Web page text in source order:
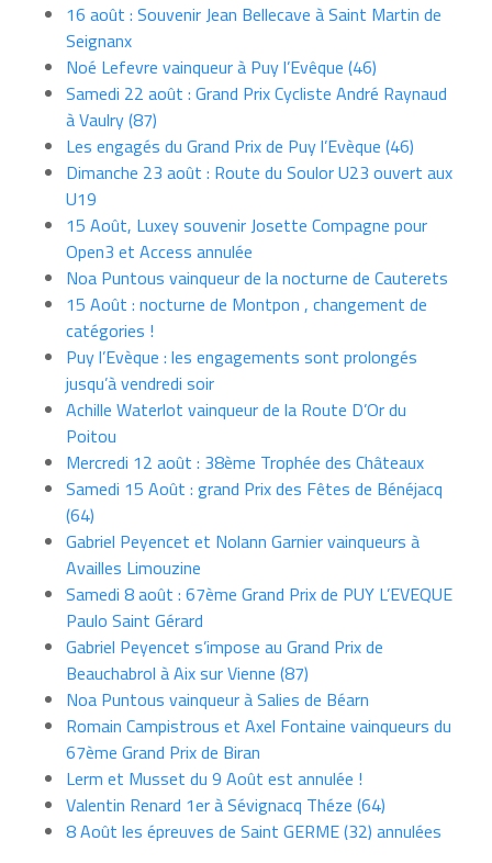
16 août : Souvenir Jean Bellecave à Saint Martin de
Seignanx
Noé Lefevre vainqueur à Puy l’Evêque (46)
Samedi 22 août : Grand Prix Cycliste André Raynaud
à Vaulry (87)
Les engagés du Grand Prix de Puy l’Evèque (46)
Dimanche 23 août : Route du Soulor U23 ouvert aux
U19
15 Août, Luxey souvenir Josette Compagne pour
Open3 et Access annulée
Noa Puntous vainqueur de la nocturne de Cauterets
15 Août : nocturne de Montpon , changement de
catégories !
Puy l’Evèque : les engagements sont prolongés
jusqu’à vendredi soir
Achille Waterlot vainqueur de la Route D’Or du
Poitou
Mercredi 12 août : 38ème Trophée des Châteaux
Samedi 15 Août : grand Prix des Fêtes de Bénéjacq
(64)
Gabriel Peyencet et Nolann Garnier vainqueurs à
Availles Limouzine
Samedi 8 août : 67ème Grand Prix de PUY L’EVEQUE
Paulo Saint Gérard
Gabriel Peyencet s’impose au Grand Prix de
Beauchabrol à Aix sur Vienne (87)
Noa Puntous vainqueur à Salies de Béarn
Romain Campistrous et Axel Fontaine vainqueurs du
67ème Grand Prix de Biran
Lerm et Musset du 9 Août est annulée !
Valentin Renard 1er à Sévignacq Théze (64)
8 Août les épreuves de Saint GERME (32) annulées